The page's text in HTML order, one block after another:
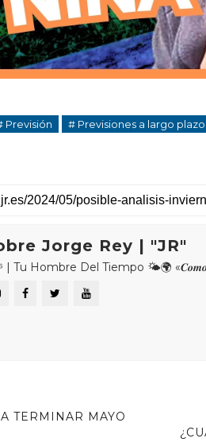
Previsión # Previsiones a largo plazo
Jorge Rey | "JR"
| Tu Hombre Del Tiempo 🌤🌍 «𝑪𝒐𝒎𝒐
TERMINAR MAYO